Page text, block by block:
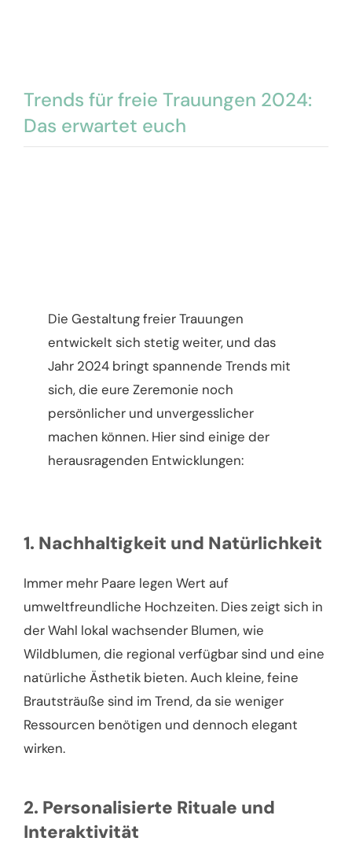
Trends für freie Trauungen 2024:
Das erwartet euch
Die Gestaltung freier Trauungen
entwickelt sich stetig weiter, und das
Jahr 2024 bringt spannende Trends mit
sich, die eure Zeremonie noch
persönlicher und unvergesslicher
machen können. Hier sind einige der
herausragenden Entwicklungen:
1. Nachhaltigkeit und Natürlichkeit
Immer mehr Paare legen Wert auf
umweltfreundliche Hochzeiten. Dies zeigt sich in
der Wahl lokal wachsender Blumen, wie
Wildblumen, die regional verfügbar sind und eine
natürliche Ästhetik bieten. Auch kleine, feine
Brautsträuße sind im Trend, da sie weniger
Ressourcen benötigen und dennoch elegant
wirken.
2. Personalisierte Rituale und
Interaktivität